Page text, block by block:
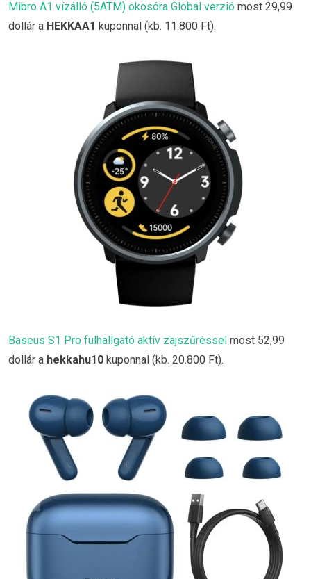
Mibro A1 vízálló (5ATM) okosóra Global verzió most 29,99
dollár a HEKKAA1 kuponnal (kb. 11.800 Ft).
Baseus S1 Pro fülhallgató aktív zajszűréssel most 52,99
dollár a hekkahu10 kuponnal (kb. 20.800 Ft).